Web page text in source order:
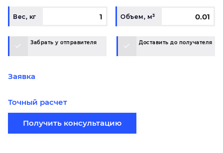
Вес, кг Объем, м³
Забрать у отправителя Доставить до получателя
Заявка
Точный расчет
Получить консультацию